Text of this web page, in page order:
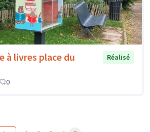
à livres place du
Réalisé
0